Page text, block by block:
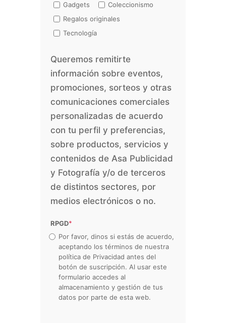
Gadgets
Coleccionismo
Regalos originales
Tecnología
Queremos remitirte
información sobre eventos,
promociones, sorteos y otras
comunicaciones comerciales
personalizadas de acuerdo
con tu perfil y preferencias,
sobre productos, servicios y
contenidos de Asa Publicidad
y Fotografía y/o de terceros
de distintos sectores, por
medios electrónicos o no.
RPGD*
Por favor, dinos si estás de acuerdo,
aceptando los términos de nuestra
política de Privacidad antes del
botón de suscripción. Al usar este
formulario accedes al
almacenamiento y gestión de tus
datos por parte de esta web.